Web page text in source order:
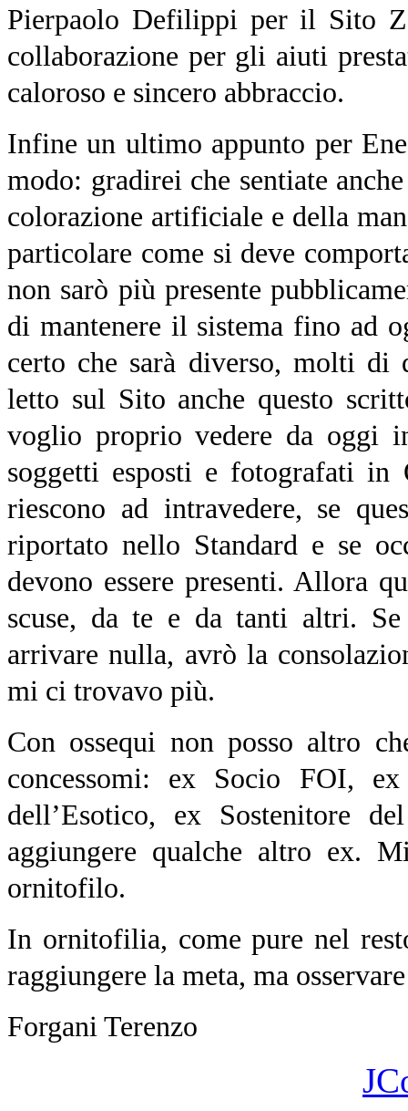
Pierpaolo Defilippi per il Sito
collaborazione per gli aiuti
caloroso e sincero abbraccio.
Infine un ultimo appunto per
modo: gradirei che sentiate
colorazione artificiale e della
particolare come si deve
non sarò più presente
di mantenere il sistema fino ad
certo che sarà diverso, molti di
letto sul Sito anche questo
voglio proprio vedere da oggi
soggetti esposti e fotografati
riescono ad intravedere, se
riportato nello Standard e se
devono essere presenti. Allora
scuse, da te e da tanti altri. Se
arrivare nulla, avrò la
mi ci trovavo più.
Con ossequi non posso altro
concessomi: ex Socio FOI,
dell’Esotico, ex Sostenitore
aggiungere qualche altro ex.
ornitofilo.
In ornitofilia, come pure nel
raggiungere la meta, ma
Forgani Terenzo